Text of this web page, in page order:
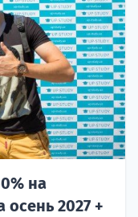
на
2027 +